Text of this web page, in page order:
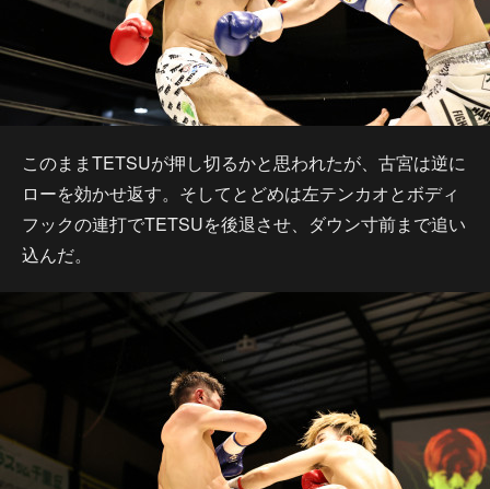
このままTETSUが押し切るかと思われたが、古宮は逆に
ローを効かせ返す。そしてとどめは左テンカオとボディ
フックの連打でTETSUを後退させ、ダウン寸前まで追い
込んだ。